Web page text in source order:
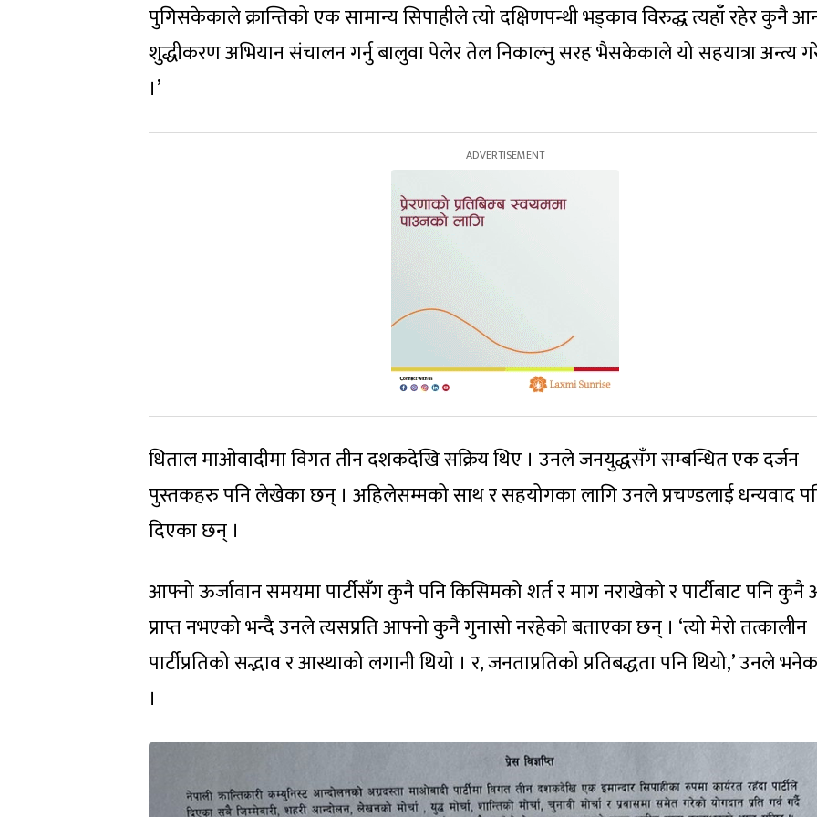
पुगिसकेकाले क्रान्तिको एक सामान्य सिपाहीले त्यो दक्षिणपन्थी भड्काव विरुद्ध त्यहाँ रहेर कुनै
शुद्धीकरण अभियान संचालन गर्नु बालुवा पेलेर तेल निकाल्नु सरह भैसकेकाले यो सहयात्रा अन्त्य
।’
धिताल माओवादीमा विगत तीन दशकदेखि सक्रिय थिए । उनले जनयुद्धसँग सम्बन्धित एक दर्जन
पुस्तकहरु पनि लेखेका छन् । अहिलेसम्मको साथ र सहयोगका लागि उनले प्रचण्डलाई धन्यवाद
दिएका छन् ।
आफ्नो ऊर्जावान समयमा पार्टीसँग कुनै पनि किसिमको शर्त र माग नराखेको र पार्टीबाट पनि
प्राप्त नभएको भन्दै उनले त्यसप्रति आफ्नो कुनै गुनासो नरहेको बताएका छन् । ‘त्यो मेरो तत्कालीन
पार्टीप्रतिको सद्भाव र आस्थाको लगानी थियो । र, जनताप्रतिको प्रतिबद्धता पनि थियो,’ उनले
।